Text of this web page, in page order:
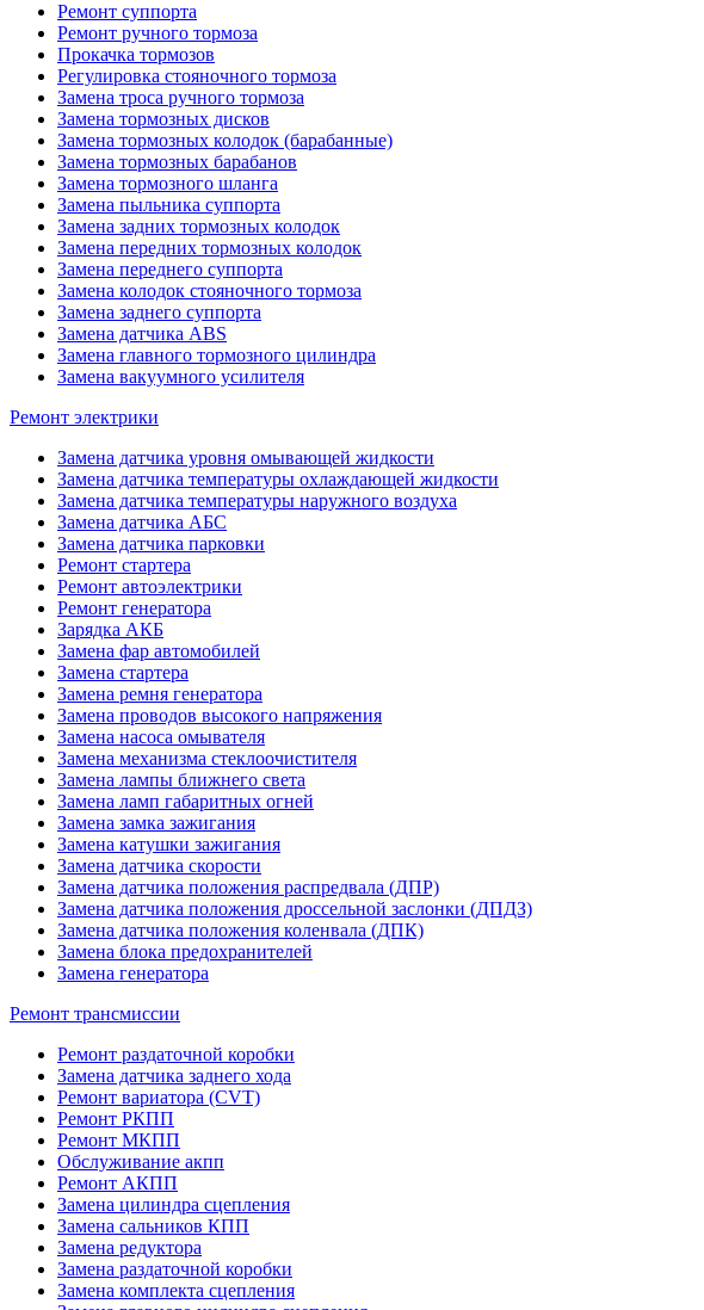
Ремонт суппорта
Ремонт ручного тормоза
Прокачка тормозов
Регулировка стояночного тормоза
Замена троса ручного тормоза
Замена тормозных дисков
Замена тормозных колодок (барабанные)
Замена тормозных барабанов
Замена тормозного шланга
Замена пыльника суппорта
Замена задних тормозных колодок
Замена передних тормозных колодок
Замена переднего суппорта
Замена колодок стояночного тормоза
Замена заднего суппорта
Замена датчика ABS
Замена главного тормозного цилиндра
Замена вакуумного усилителя
Ремонт электрики
Замена датчика уровня омывающей жидкости
Замена датчика температуры охлаждающей жидкости
Замена датчика температуры наружного воздуха
Замена датчика АБС
Замена датчика парковки
Ремонт стартера
Ремонт автоэлектрики
Ремонт генератора
Зарядка АКБ
Замена фар автомобилей
Замена стартера
Замена ремня генератора
Замена проводов высокого напряжения
Замена насоса омывателя
Замена механизма стеклоочистителя
Замена лампы ближнего света
Замена ламп габаритных огней
Замена замка зажигания
Замена катушки зажигания
Замена датчика скорости
Замена датчика положения распредвала (ДПР)
Замена датчика положения дроссельной заслонки (ДПДЗ)
Замена датчика положения коленвала (ДПК)
Замена блока предохранителей
Замена генератора
Ремонт трансмиссии
Ремонт раздаточной коробки
Замена датчика заднего хода
Ремонт вариатора (CVT)
Ремонт РКПП
Ремонт МКПП
Обслуживание акпп
Ремонт АКПП
Замена цилиндра сцепления
Замена сальников КПП
Замена редуктора
Замена раздаточной коробки
Замена комплекта сцепления